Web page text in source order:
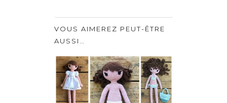
VOUS AIMEREZ PEUT-ÊTRE
AUSSI…